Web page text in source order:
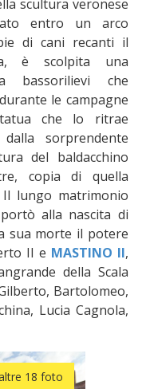
scultura veronese
entro un arco
di cani recanti il
è scolpita una
bassorilievi che
le campagne
che lo ritrae
sorprendente
del baldacchino
copia di quella
Il lungo matrimonio
alla nascita di
sua morte il potere
II e MASTINO II,
della Scala
Bartolomeo,
Lucia Cagnola,
18 foto